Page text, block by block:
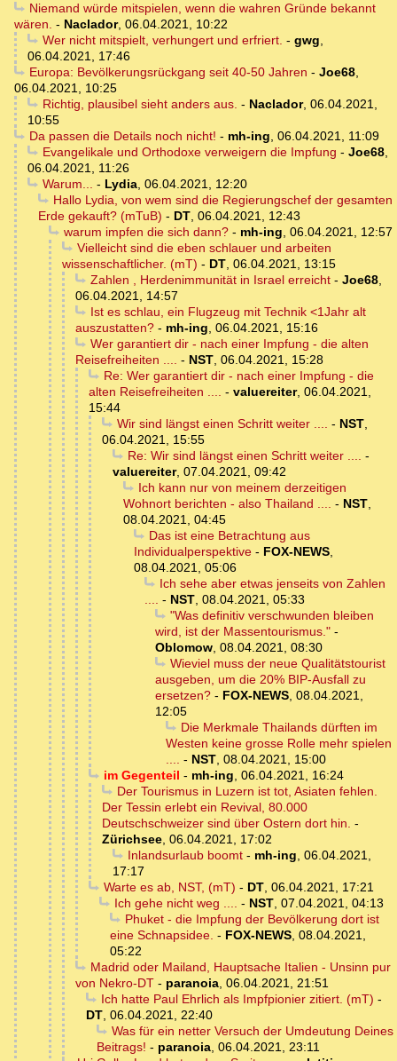
Niemand würde mitspielen, wenn die wahren Gründe bekannt
wären. - Naclador, 06.04.2021, 10:22
Wer nicht mitspielt, verhungert und erfriert. - gwg,
06.04.2021, 17:46
Europa: Bevölkerungsrückgang seit 40-50 Jahren - Joe68,
06.04.2021, 10:25
Richtig, plausibel sieht anders aus. - Naclador, 06.04.2021,
10:55
Da passen die Details noch nicht! - mh-ing, 06.04.2021, 11:09
Evangelikale und Orthodoxe verweigern die Impfung - Joe68,
06.04.2021, 11:26
Warum... - Lydia, 06.04.2021, 12:20
Hallo Lydia, von wem sind die Regierungschef der gesamten
Erde gekauft? (mTuB) - DT, 06.04.2021, 12:43
warum impfen die sich dann?- mh-ing, 06.04.2021, 12:57
Vielleicht sind die eben schlauer und arbeiten
wissenschaftlicher. (mT) - DT, 06.04.2021, 13:15
Zahlen , Herdenimmunität in Israel erreicht- Joe68,
06.04.2021, 14:57
Ist es schlau, ein Flugzeug mit Technik <1Jahr alt
auszustatten? - mh-ing, 06.04.2021, 15:16
Wer garantiert dir - nach einer Impfung - die alten
Reisefreiheiten .... - NST, 06.04.2021, 15:28
Re: Wer garantiert dir - nach einer Impfung - die
alten Reisefreiheiten .... - valuereiter, 06.04.2021,
15:44
Wir sind längst einen Schritt weiter .... - NST,
06.04.2021, 15:55
Re: Wir sind längst einen Schritt weiter .... -
valuereiter, 07.04.2021, 09:42
Ich kann nur von meinem derzeitigen
Wohnort berichten - also Thailand .... - NST,
08.04.2021, 04:45
Das ist eine Betrachtung aus
Individualperspektive - FOX-NEWS,
08.04.2021, 05:06
Ich sehe aber etwas jenseits von Zahlen
.... - NST, 08.04.2021, 05:33
"Was definitiv verschwunden bleiben
wird, ist der Massentourismus." -
Oblomow, 08.04.2021, 08:30
Wieviel muss der neue Qualitätstourist
ausgeben, um die 20% BIP-Ausfall zu
ersetzen? - FOX-NEWS, 08.04.2021,
12:05
Die Merkmale Thailands dürften im
Westen keine grosse Rolle mehr spielen
.... - NST, 08.04.2021, 15:00
im Gegenteil - mh-ing, 06.04.2021, 16:24
Der Tourismus in Luzern ist tot, Asiaten fehlen.
Der Tessin erlebt ein Revival, 80.000
Deutschschweizer sind über Ostern dort hin. -
Zürichsee, 06.04.2021, 17:02
Inlandsurlaub boomt- mh-ing, 06.04.2021,
17:17
Warte es ab, NST, (mT) - DT, 06.04.2021, 17:21
Ich gehe nicht weg .... - NST, 07.04.2021, 04:13
Phuket - die Impfung der Bevölkerung dort ist
eine Schnapsidee. - FOX-NEWS, 08.04.2021,
05:22
Madrid oder Mailand, Hauptsache Italien - Unsinn pur
von Nekro-DT - paranoia, 06.04.2021, 21:51
Ich hatte Paul Ehrlich als Impfpionier zitiert. (mT) -
DT, 06.04.2021, 22:40
Was für ein netter Versuch der Umdeutung Deines
Beitrags! - paranoia, 06.04.2021, 23:11